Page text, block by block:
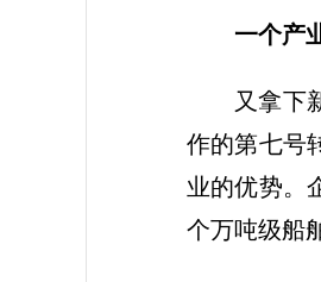
一个产
又拿下
作的第七号
业的优势。
个万吨级船